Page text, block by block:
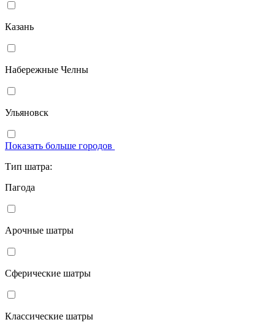
Казань
Набережные Челны
Ульяновск
Показать больше городов
Тип шатра:
Пагода
Арочные шатры
Сферические шатры
Классические шатры